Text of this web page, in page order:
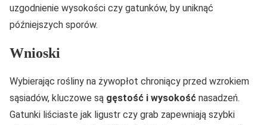
uzgodnienie wysokości czy gatunków, by uniknąć
późniejszych sporów.
Wnioski
Wybierając rośliny na żywopłot chroniący przed wzrokiem
sąsiadów, kluczowe są gęstość i wysokość nasadzeń.
Gatunki liściaste jak ligustr czy grab zapewniają szybki